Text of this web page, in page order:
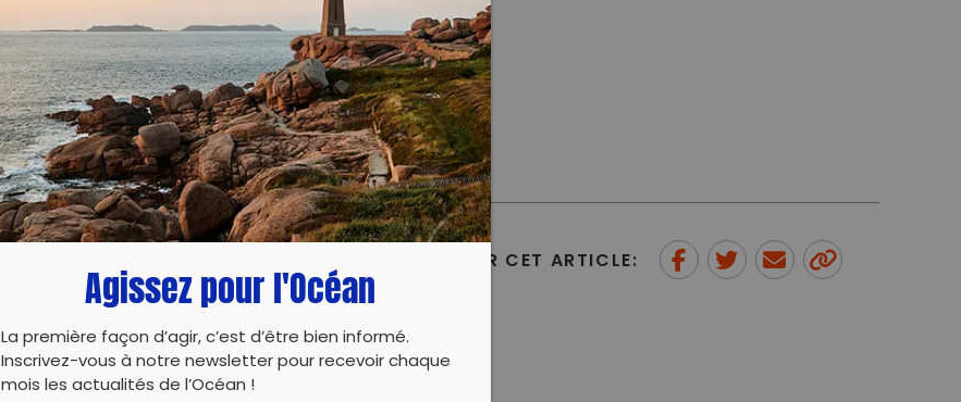
FacebookInstagram
PARTAGER CET ARTICLE:
Agissez pour l'Océan
La première façon d’agir, c’est d’être bien informé.
Inscrivez-vous à notre newsletter pour recevoir chaque
mois les actualités de l’Océan !